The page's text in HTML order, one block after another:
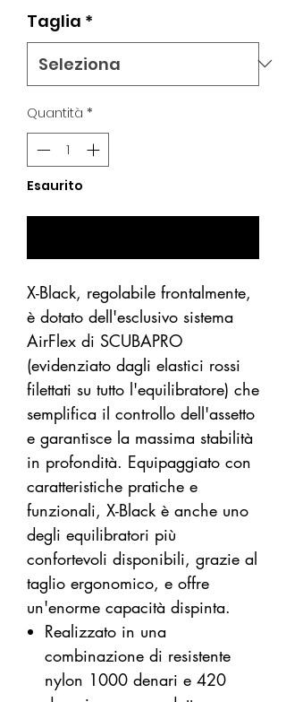
Taglia *
Quantità *
Esaurito
X-Black, regolabile frontalmente,
è dotato dell'esclusivo sistema
AirFlex di SCUBAPRO
(evidenziato dagli elastici rossi
filettati su tutto l'equilibratore) che
semplifica il controllo dell'assetto
e garantisce la massima stabilità
in profondità. Equipaggiato con
caratteristiche pratiche e
funzionali, X-Black è anche uno
degli equilibratori più
confortevoli disponibili, grazie al
taglio ergonomico, e offre
un'enorme capacità dispinta.
Realizzato in una
combinazione di resistente
nylon 1000 denari e 420